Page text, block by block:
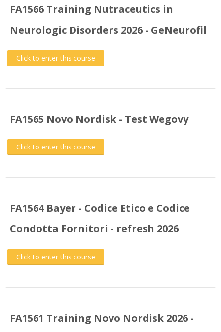
FA1566 Training Nutraceutics in
Neurologic Disorders 2026 - GeNeurofil
Click to enter this course
FA1565 Novo Nordisk - Test Wegovy
Click to enter this course
FA1564 Bayer - Codice Etico e Codice
Condotta Fornitori - refresh 2026
Click to enter this course
FA1561 Training Novo Nordisk 2026 -